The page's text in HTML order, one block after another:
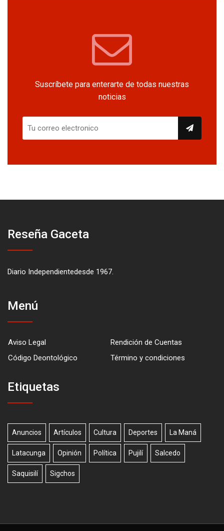
Suscríbete para enterarte de todas nuestras
noticias
Reseña Gaceta
Diario Independientedesde 1967.
Menú
Aviso Legal
Rendición de Cuentas
Código Deontológico
Término y condiciones
Etiquetas
Anuncios Artículos Cultura Deportes La Maná
Latacunga Opinión Política Pujilí Salcedo
Saquisilí Sigchos